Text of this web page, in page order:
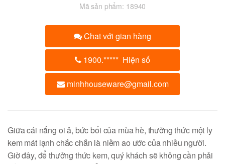
Mã sản phẩm: 18940
Chat với gian hàng
1900.***** Hiện số
minhhouseware@gmail.com
Giữa cái nắng oi ả, bức bối của mùa hè, thưởng thức một ly
kem mát lạnh chắc chắn là niềm ao ước của nhiều người.
Giờ đây, để thưởng thức kem, quý khách sẽ không cần phải